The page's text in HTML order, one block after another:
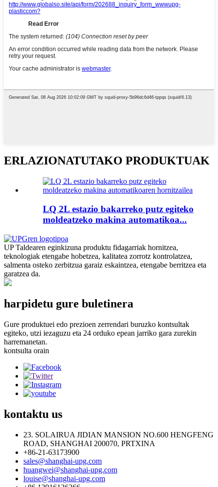
ERLAZIONATUTAKO PRODUKTUAK
LQ 2L estazio bakarreko putz egiteko
moldeatzeko makina automatikoa...
UP Taldearen eginkizuna produktu fidagarriak hornitzea,
teknologiak etengabe hobetzea, kalitatea zorrotz kontrolatzea,
salmenta osteko zerbitzua garaiz eskaintzea, etengabe berritzea eta
garatzea da.
harpidetu gure buletinera
Gure produktuei edo prezioen zerrendari buruzko kontsultak
egiteko, utzi iezaguzu eta 24 orduko epean jarriko gara zurekin
harremanetan.
kontsulta orain
kontaktu us
23. SOLAIRUA JIDIAN MANSION NO.600 HENGFENG
ROAD, SHANGHAI 200070, PRTXINA
+86-21-63173900
sales@shanghai-upg.com
huangwei@shanghai-upg.com
louise@shanghai-upg.com